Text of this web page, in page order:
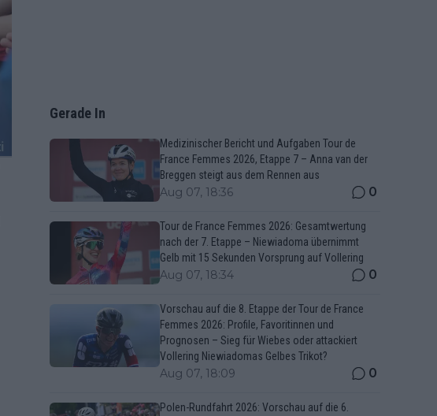
Gerade In
Medizinischer Bericht und Aufgaben Tour de
France Femmes 2026, Etappe 7 – Anna van der
Breggen steigt aus dem Rennen aus
Aug 07, 18:36 0
Tour de France Femmes 2026: Gesamtwertung
nach der 7. Etappe – Niewiadoma übernimmt
Gelb mit 15 Sekunden Vorsprung auf Vollering
Aug 07, 18:34 0
Vorschau auf die 8. Etappe der Tour de France
Femmes 2026: Profile, Favoritinnen und
Prognosen – Sieg für Wiebes oder attackiert
Vollering Niewiadomas Gelbes Trikot?
Aug 07, 18:09 0
Polen-Rundfahrt 2026: Vorschau auf die 6.